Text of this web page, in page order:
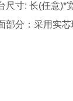
尺寸: 长(任意)*
部分：采用实